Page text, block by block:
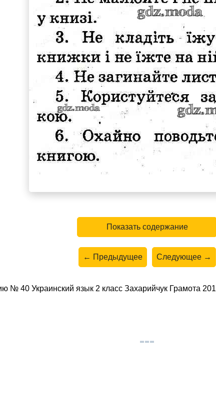
Показать содержание
← Предыдущее Следующее →
№ 40 Украинский язык 2 класс Захарийчук Грамота